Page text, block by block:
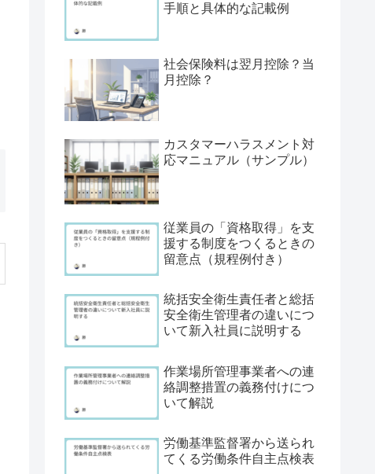
手順と具体的な記載例
社会保険料は翌月控除？当
月控除？
カスタマーハラスメント対
応マニュアル（サンプル）
従業員の「資格取得」を支
援する制度をつくるときの
留意点（規程例付き）
統括安全衛生責任者と総括
安全衛生管理者の違いにつ
いて新入社員に説明する
作業場所管理事業者への連
絡調整措置の義務付けにつ
いて解説
労働基準監督署から送られ
てくる労働条件自主点検表